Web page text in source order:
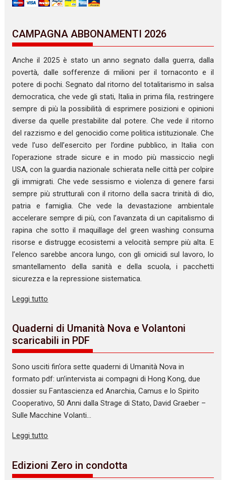
CAMPAGNA ABBONAMENTI 2026
Anche il 2025 è stato un anno segnato dalla guerra, dalla
povertà, dalle sofferenze di milioni per il tornaconto e il
potere di pochi. Segnato dal ritorno del totalitarismo in salsa
democratica, che vede gli stati, Italia in prima fila, restringere
sempre di più la possibilità di esprimere posizioni e opinioni
diverse da quelle prestabilite dal potere. Che vede il ritorno
del razzismo e del genocidio come politica istituzionale. Che
vede l’uso dell’esercito per l’ordine pubblico, in Italia con
l’operazione strade sicure e in modo più massiccio negli
USA, con la guardia nazionale schierata nelle città per colpire
gli immigrati. Che vede sessismo e violenza di genere farsi
sempre più strutturali con il ritorno della sacra trinità di dio,
patria e famiglia. Che vede la devastazione ambientale
accelerare sempre di più, con l’avanzata di un capitalismo di
rapina che sotto il maquillage del green washing consuma
risorse e distrugge ecosistemi a velocità sempre più alta. E
l’elenco sarebbe ancora lungo, con gli omicidi sul lavoro, lo
smantellamento della sanità e della scuola, i pacchetti
sicurezza e la repressione sistematica.
Leggi tutto
Quaderni di Umanità Nova e Volantoni
scaricabili in PDF
Sono usciti fin’ora sette quaderni di Umanità Nova in
formato pdf: un’intervista ai compagni di Hong Kong, due
dossier su Fantascienza ed Anarchia, Camus e lo Spirito
Cooperativo, 50 Anni dalla Strage di Stato, David Graeber –
Sulle Macchine Volanti…
Leggi tutto
Edizioni Zero in condotta